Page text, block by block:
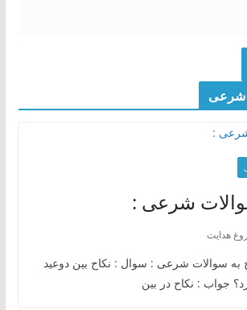
شرعی
شرعی :
هدایت
536پاسخ به سوالات شرعی : سوال : نکاح بین دوعید
جواب : نکاح در بین